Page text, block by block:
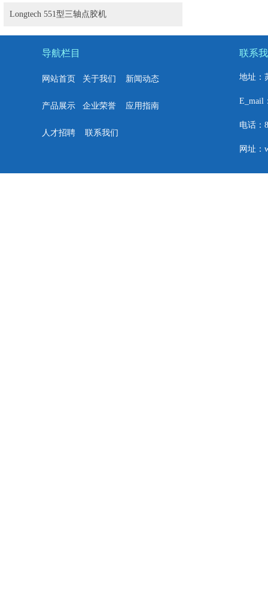
Longtech 551型三轴点胶机
导航栏目
网站首页 关于我们 新闻动态
产品展示 企业荣誉 应用指南
人才招聘 联系我们
联系
地址：
E_mail
电话：
网址：